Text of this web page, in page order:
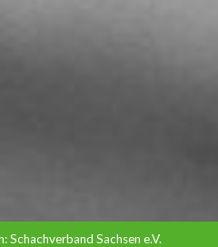
Sachsen e.V.